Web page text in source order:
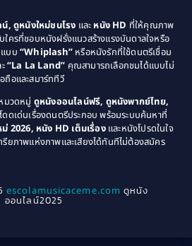
of Age ก้าวพ้นวัย(1)
of-Age(3)
(1)
อาชญากรรม(78)
Cult Film(4)
1978
1975
1970
1968
1963
, ดูหนังใหม่ชนโรง และ หนัง HD ที่ให้คุณภาพ
ใครที่ชอบหนังฝรั่งแนวสร้างแรงบันดาลใจหรือ
บบ “Whiplash” หรือหนังรักที่ใช้ดนตรีเชื่อม
“La La Land” คุณสามารถเลือกชมได้แบบไม่
อและสมาร์ททีวี
มวดหมู่ ดูหนังออนไลน์ฟรี, ดูหนังพากย์ไทย,
ดดเด่นเรื่องดนตรีประกอบ พร้อมระบบค้นหาที่
2026, หนัง HD เต็มเรื่องและหนังโปรดในใจ
ยภาพแห่งภาพและเสียงได้ทันทีไม่ต้องสมัคร
escolamusicaceme.com ดูหนัง
ออนไลน์2025